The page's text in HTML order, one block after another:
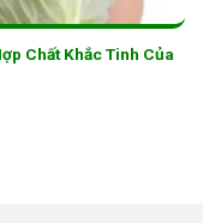
Chất Khắc Tinh Của